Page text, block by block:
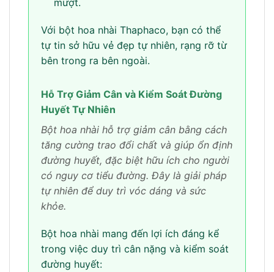
Với bột hoa nhài Thaphaco, bạn có thể
tự tin sở hữu vẻ đẹp tự nhiên, rạng rỡ từ
bên trong ra bên ngoài.
Hỗ Trợ Giảm Cân và Kiểm Soát Đường
Huyết Tự Nhiên
Bột hoa nhài hỗ trợ giảm cân bằng cách
tăng cường trao đổi chất và giúp ổn định
đường huyết, đặc biệt hữu ích cho người
có nguy cơ tiểu đường. Đây là giải pháp
tự nhiên để duy trì vóc dáng và sức
khỏe.
Bột hoa nhài mang đến lợi ích đáng kể
trong việc duy trì cân nặng và kiểm soát
đường huyết: